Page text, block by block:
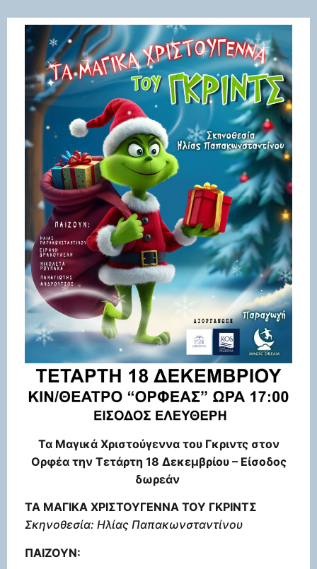
Τα Μαγικά Χριστούγεννα του Γκριντς στον
Ορφέα την Τετάρτη 18 Δεκεμβρίου – Είσοδος
δωρεάν
ΤΑ ΜΑΓΙΚΑ ΧΡΙΣΤΟΥΓΕΝΝΑ ΤΟΥ ΓΚΡΙΝΤΣ
Σκηνοθεσία: Ηλίας Παπακωνσταντίνου
ΠΑΙΖΟΥΝ: